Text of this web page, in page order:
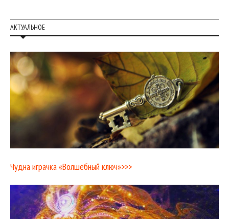
АКТУАЛЬНОЕ
Чудна играчка «Волшебный ключ»>>>